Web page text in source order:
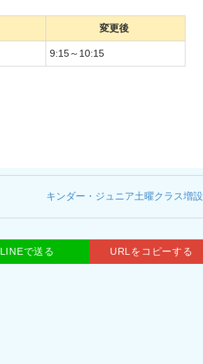
変更後
9:15～10:15
キンダー・ジュニア土曜クラス増設
LINEで送る URLをコピーする